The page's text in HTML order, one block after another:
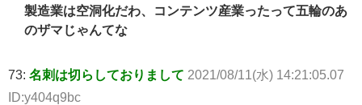
製造業は空洞化だわ、コンテンツ産業ったって五輪のあ
のザマじゃんてな
73: 名刺は切らしておりまして 2021/08/11(水) 14:21:05.07
ID:y404q9bc